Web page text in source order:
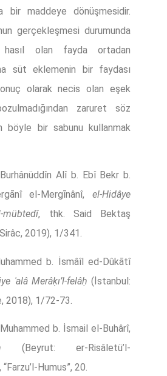
bir maddeye dönüşmesidir.
gerçekleşmesi durumunda
olan fayda ortadan
süt eklemenin bir faydası
olarak necis olan eşek
zaruret söz
böyle bir sabunu kullanmak
Burhânüddîn Alî b. Ebî Bekr b.
el-Mergīnânî, el-Hidâye
mübtedî, thk. Said Bektaş
2019), 1/341.
b. İsmâîl ed-Dûkātî
ʿalâ Merâḳı’l-felâḥ (İstanbul:
2018), 1/72-73.
b. İsmail el-Buhârî,
(Beyrut: er-Risâletü’l-
Humus”, 20.